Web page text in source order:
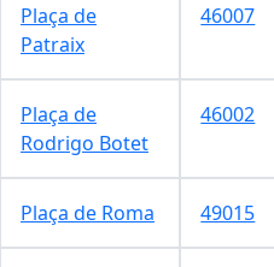
Plaça de
Patraix
46007
Plaça de
Rodrigo Botet
46002
Plaça de Roma 49015